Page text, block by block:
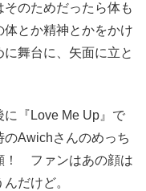
のためだったら体も
とか精神とかをかけ
舞台に、矢面に立と
『Love Me Up』で
Awichさんのめっち
！ ファンはあの顔は
だけど。